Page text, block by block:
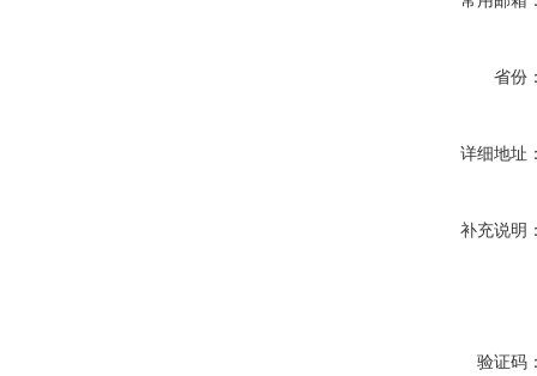
省份
详细地址
补充说明
验证码